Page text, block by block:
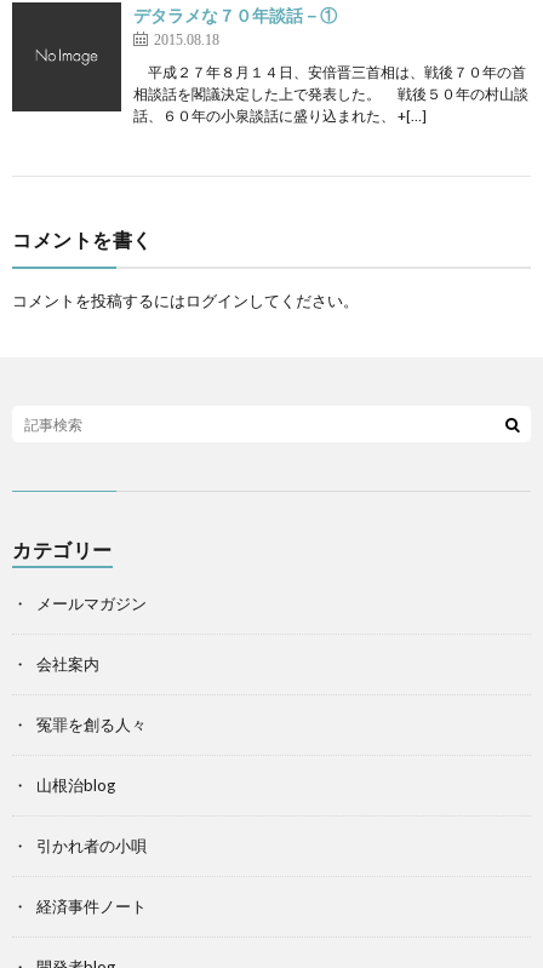
デタラメな７０年談話－①
2015.08.18
平成２７年８月１４日、安倍晋三首相は、戦後７０年の首
相談話を閣議決定した上で発表した。 戦後５０年の村山談
話、６０年の小泉談話に盛り込まれた、 +[…]
コメントを書く
コメントを投稿するにはログインしてください。
カテゴリー
メールマガジン
会社案内
冤罪を創る人々
山根治blog
引かれ者の小唄
経済事件ノート